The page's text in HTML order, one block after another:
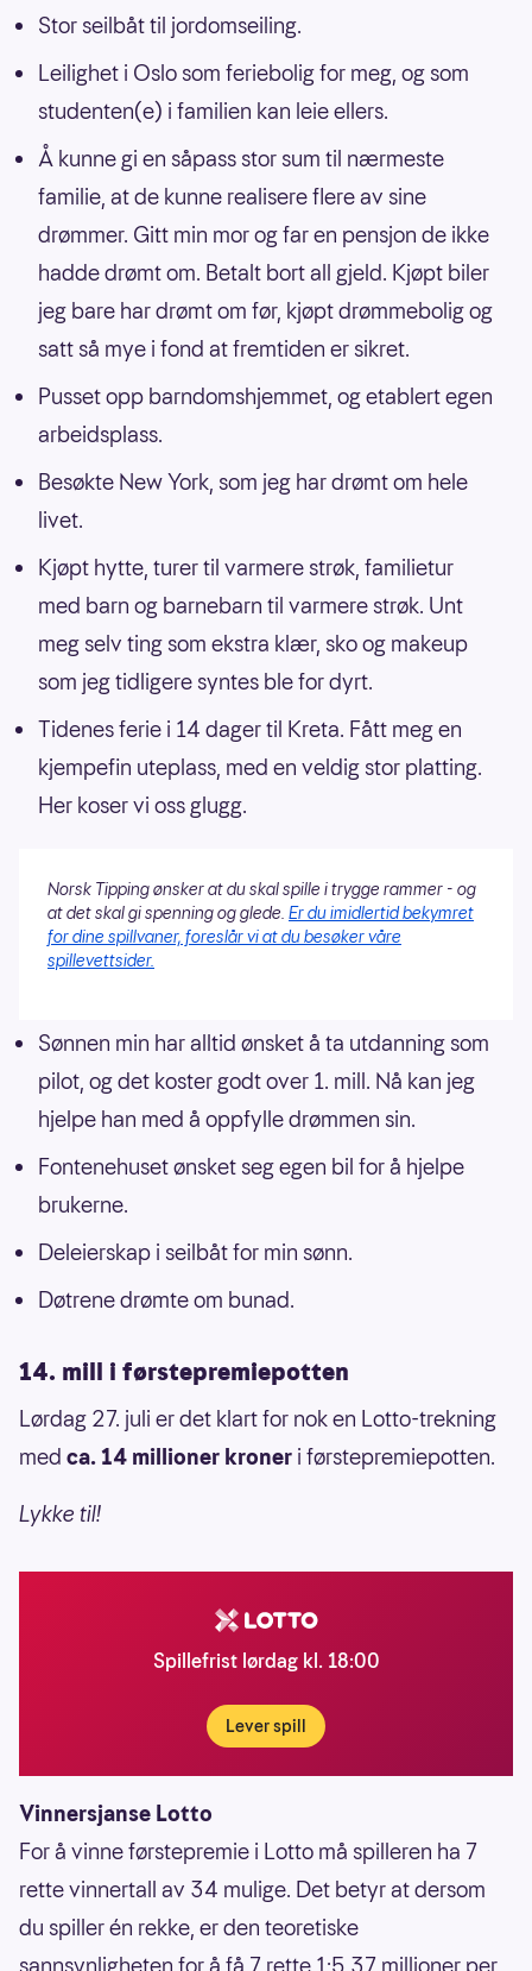
Stor seilbåt til jordomseiling.
Leilighet i Oslo som feriebolig for meg, og som
studenten(e) i familien kan leie ellers.
Å kunne gi en såpass stor sum til nærmeste
familie, at de kunne realisere flere av sine
drømmer. Gitt min mor og far en pensjon de ikke
hadde drømt om. Betalt bort all gjeld. Kjøpt biler
jeg bare har drømt om før, kjøpt drømmebolig og
satt så mye i fond at fremtiden er sikret.
Pusset opp barndomshjemmet, og etablert egen
arbeidsplass.
Besøkte New York, som jeg har drømt om hele
livet.
Kjøpt hytte, turer til varmere strøk, familietur
med barn og barnebarn til varmere strøk. Unt
meg selv ting som ekstra klær, sko og makeup
som jeg tidligere syntes ble for dyrt.
Tidenes ferie i 14 dager til Kreta. Fått meg en
kjempefin uteplass, med en veldig stor platting.
Her koser vi oss glugg.
Norsk Tipping ønsker at du skal spille i trygge rammer - og
at det skal gi spenning og glede. Er du imidlertid bekymret
for dine spillvaner, foreslår vi at du besøker våre
spillevettsider.
Sønnen min har alltid ønsket å ta utdanning som
pilot, og det koster godt over 1. mill. Nå kan jeg
hjelpe han med å oppfylle drømmen sin.
Fontenehuset ønsket seg egen bil for å hjelpe
brukerne.
Deleierskap i seilbåt for min sønn.
Døtrene drømte om bunad.
14. mill i førstepremiepotten
Lørdag 27. juli er det klart for nok en Lotto-trekning
med ca. 14 millioner kroner i førstepremiepotten.
Lykke til!
Spillefrist lørdag kl. 18:00
Lever spill
Vinnersjanse Lotto
For å vinne førstepremie i Lotto må spilleren ha 7
rette vinnertall av 34 mulige. Det betyr at dersom
du spiller én rekke, er den teoretiske